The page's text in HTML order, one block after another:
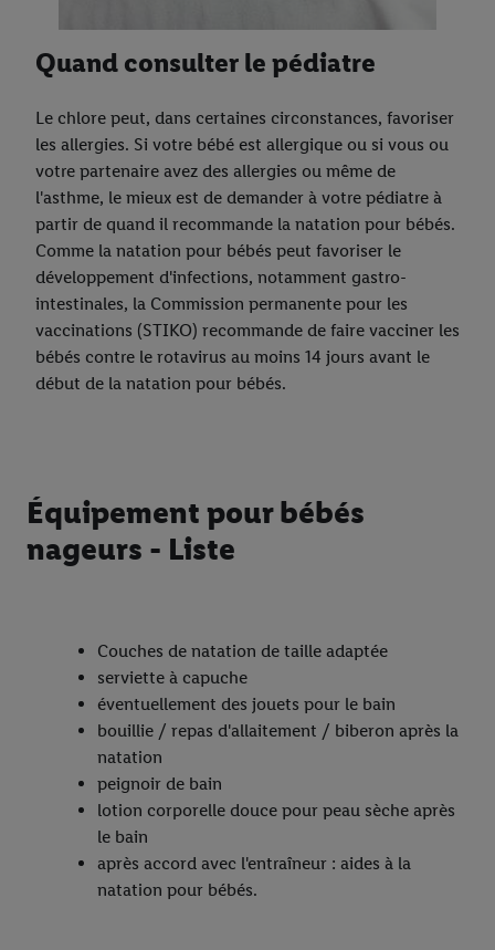
Quand consulter le pédiatre
Le chlore peut, dans certaines circonstances, favoriser
les allergies. Si votre bébé est allergique ou si vous ou
votre partenaire avez des allergies ou même de
l'asthme, le mieux est de demander à votre pédiatre à
partir de quand il recommande la natation pour bébés.
Comme la natation pour bébés peut favoriser le
développement d'infections, notamment gastro-
intestinales, la Commission permanente pour les
vaccinations (STIKO) recommande de faire vacciner les
bébés contre le rotavirus au moins 14 jours avant le
début de la natation pour bébés.
Équipement pour bébés
nageurs - Liste
Couches de natation de taille adaptée
serviette à capuche
éventuellement des jouets pour le bain
bouillie / repas d'allaitement / biberon après la
natation
peignoir de bain
lotion corporelle douce pour peau sèche après
le bain
après accord avec l'entraîneur : aides à la
natation pour bébés.